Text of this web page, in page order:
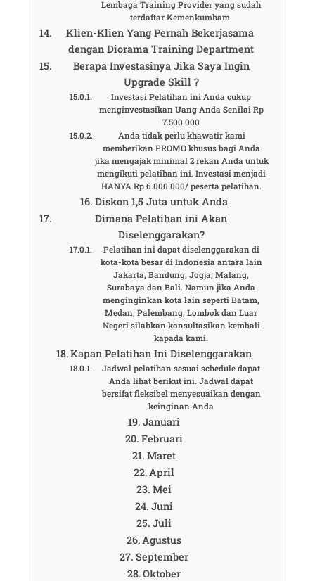
Lembaga Training Provider yang sudah
terdaftar Kemenkumham
Klien-Klien Yang Pernah Bekerjasama
dengan Diorama Training Department
Berapa Investasinya Jika Saya Ingin
Upgrade Skill ?
Investasi Pelatihan ini Anda cukup
menginvestasikan Uang Anda Senilai Rp
7.500.000
Anda tidak perlu khawatir kami
memberikan PROMO khusus bagi Anda
jika mengajak minimal 2 rekan Anda untuk
mengikuti pelatihan ini. Investasi menjadi
HANYA Rp 6.000.000/ peserta pelatihan.
Diskon 1,5 Juta untuk Anda
Dimana Pelatihan ini Akan
Diselenggarakan?
Pelatihan ini dapat diselenggarakan di
kota-kota besar di Indonesia antara lain
Jakarta, Bandung, Jogja, Malang,
Surabaya dan Bali. Namun jika Anda
menginginkan kota lain seperti Batam,
Medan, Palembang, Lombok dan Luar
Negeri silahkan konsultasikan kembali
kapada kami.
Kapan Pelatihan Ini Diselenggarakan
Jadwal pelatihan sesuai schedule dapat
Anda lihat berikut ini. Jadwal dapat
bersifat fleksibel menyesuaikan dengan
keinginan Anda
Januari
Februari
Maret
April
Mei
Juni
Juli
Agustus
September
Oktober